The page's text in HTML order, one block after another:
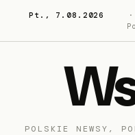
Pt., 7.08.2026 ·
POLSKIE NEWSY,